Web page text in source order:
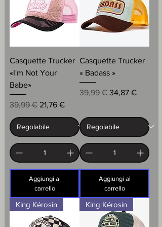
Casquette Trucker
«I'm Not Your
Babe»
Prezzo regolare
39,99 € Prezzo scontato
21,76 €
Aggiungi al
carrello
Casquette Trucker
« Badass »
Prezzo regolare
39,99 € Prezzo scontato
34,87 €
Aggiungi al
carrello
King Kérosin King Kérosin